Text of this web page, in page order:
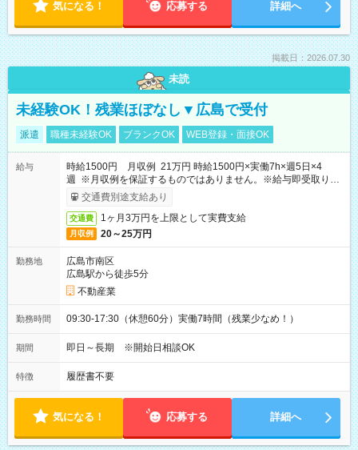
気になる！ 応募する 詳細へ
掲載日：2026.07.30
未読
未経験OK！残業ほぼなし▼広島で受付
派遣 職種未経験OK ブランクOK WEB登録・面接OK
給与
時給1500円 月収例 21万円 時給1500円×実働7h×週5日×4
週 ※月収例を保証するものではありません。※給与即受取りサ
ービス利用可（利用条件有）
交通費別途支給あり
交通費 1ヶ月3万円を上限として実費支給
月収例 20～25万円
勤務地
広島市南区
広島駅から徒歩5分
不動産業
勤務時間 09:30-17:30（休憩60分）実働7時間（残業少なめ！）
期間 即日～長期 ※開始日相談OK
特徴 履歴書不要
気になる！ 応募する 詳細へ